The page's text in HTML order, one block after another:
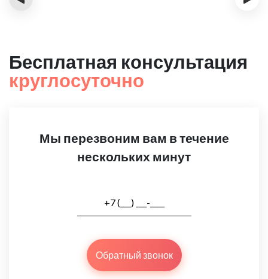
Бесплатная консультация
круглосуточно
Мы перезвоним вам в течение
нескольких минут
Обратный звонок